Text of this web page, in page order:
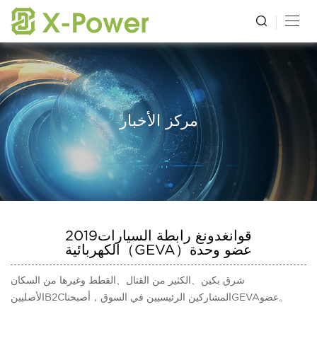
مركز الأخبار
2019قوانغدونغ رابطة السيارات
الكهربائية（GEVA）عضو وحدة
شرق بكين、الكثير من القتال、القطط وغيرها من السكان
الأصليينB2Cالمشاركين الرئيسيين في السوق，أصبحناGEVAعضو。